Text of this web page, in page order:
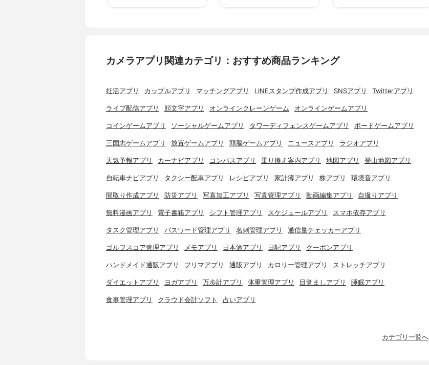
カメラアプリ関連カテゴリ：おすすめ商品ランキング
妊活アプリ カップルアプリ マッチングアプリ LINEスタンプ作成アプリ SNSアプリ Twitterアプリ
ライブ配信アプリ 顔文字アプリ オンラインクレーンゲーム オンラインゲームアプリ
コインゲームアプリ ソーシャルゲームアプリ タワーディフェンスゲームアプリ ボードゲームアプリ
三国志ゲームアプリ 放置ゲームアプリ 頭脳ゲームアプリ ニュースアプリ ラジオアプリ
天気予報アプリ カーナビアプリ コンパスアプリ 乗り換え案内アプリ 地図アプリ 登山地図アプリ
自転車ナビアプリ タクシー配車アプリ レシピアプリ 家計簿アプリ 株アプリ 環境音アプリ
間取り作成アプリ 防災アプリ 写真加工アプリ 写真管理アプリ 動画編集アプリ 自撮りアプリ
無料漫画アプリ 電子書籍アプリ シフト管理アプリ スケジュールアプリ スマホ依存アプリ
タスク管理アプリ パスワード管理アプリ 名刺管理アプリ 通信量チェッカーアプリ
ゴルフスコア管理アプリ メモアプリ 日本酒アプリ 日記アプリ クーポンアプリ
ハンドメイド通販アプリ フリマアプリ 通販アプリ カロリー管理アプリ ストレッチアプリ
ダイエットアプリ ヨガアプリ 万歩計アプリ 体重管理アプリ 目覚ましアプリ 睡眠アプリ
食事管理アプリ クラウド会計ソフト 占いアプリ
カテゴリ一覧へ